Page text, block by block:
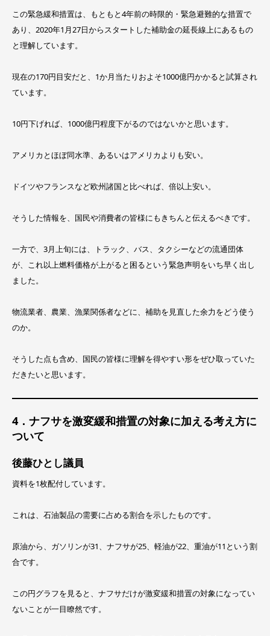
この緊急緩和措置は、もともと4年前の時限的・緊急避難的な措置で
あり、2020年1月27日からスタートした補助金の延長線上にあるもの
と理解しています。
現在の170円目安だと、1か月当たりおよそ1000億円かかると試算され
ています。
10円下げれば、1000億円程度下がるのではないかと思います。
アメリカとほぼ同水準、あるいはアメリカよりも安い。
ドイツやフランスなど欧州諸国と比べれば、倍以上安い。
そうした情報を、国民や消費者の皆様にもきちんと伝えるべきです。
一方で、3月上旬には、トラック、バス、タクシーなどの流通団体
が、これ以上燃料価格が上がると困るという緊急声明をいち早く出し
ました。
物流業者、農業、漁業関係者などに、補助を見直した余力をどう使う
のか。
そうした点も含め、国民の皆様に理解を得やすい形をぜひ取っていた
だきたいと思います。
4．ナフサを激変緩和措置の対象に加える考え方に
ついて
後藤ひとし議員
資料を1枚配付しています。
これは、石油製品の需要に占める割合を示したものです。
原油から、ガソリンが31、ナフサが25、軽油が22、重油が11という割
合です。
この円グラフを見ると、ナフサだけが激変緩和措置の対象になってい
ないことが一目瞭然です。